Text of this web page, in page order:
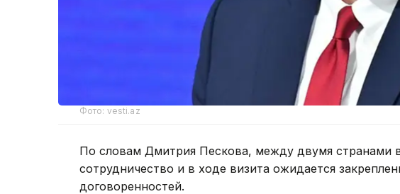
Фото: vesti.az
По словам Дмитрия Пескова, между двумя странами
сотрудничество и в ходе визита ожидается
договоренностей.